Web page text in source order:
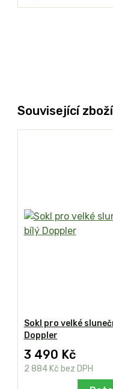
Související zboží
Sokl pro velké
Doppler
3 490 Kč
2 884 Kč bez DPH